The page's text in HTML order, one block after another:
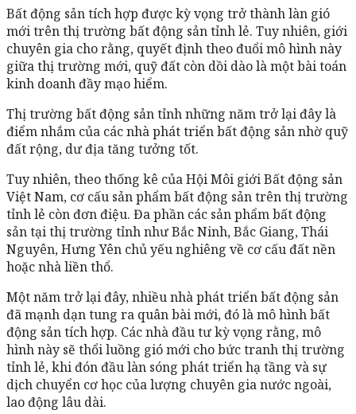
Bất động sản tích hợp được kỳ vọng trở thành làn gió
mới trên thị trường bất động sản tỉnh lẻ. Tuy nhiên, giới
chuyên gia cho rằng, quyết định theo đuổi mô hình này
giữa thị trường mới, quỹ đất còn dồi dào là một bài toán
kinh doanh đầy mạo hiểm.
Thị trường bất động sản tỉnh những năm trở lại đây là
điểm nhắm của các nhà phát triển bất động sản nhờ quỹ
đất rộng, dư địa tăng tưởng tốt.
Tuy nhiên, theo thống kê của Hội Môi giới Bất động sản
Việt Nam, cơ cấu sản phẩm bất động sản trên thị trường
tỉnh lẻ còn đơn điệu. Đa phần các sản phẩm bất động
sản tại thị trường tỉnh như Bắc Ninh, Bắc Giang, Thái
Nguyên, Hưng Yên chủ yếu nghiêng về cơ cấu đất nền
hoặc nhà liền thổ.
Một năm trở lại đây, nhiều nhà phát triển bất động sản
đã mạnh dạn tung ra quân bài mới, đó là mô hình bất
động sản tích hợp. Các nhà đầu tư kỳ vọng rằng, mô
hình này sẽ thổi luồng gió mới cho bức tranh thị trường
tỉnh lẻ, khi đón đầu làn sóng phát triển hạ tầng và sự
dịch chuyển cơ học của lượng chuyên gia nước ngoài,
lao động lâu dài.